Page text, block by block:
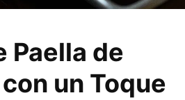
Paella de
un Toque